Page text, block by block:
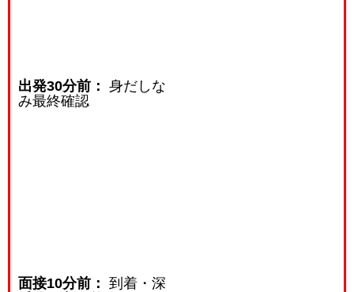
出発30分前： 身だしな
み最終確認
面接10分前： 到着・深